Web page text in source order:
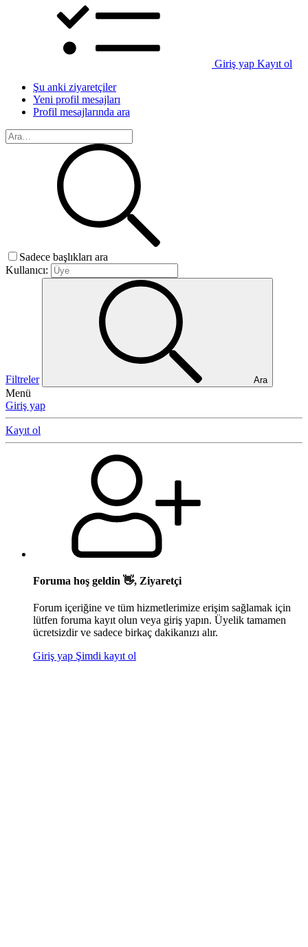
Giriş yap Kayıt ol
Şu anki ziyaretçiler
Yeni profil mesajları
Profil mesajlarında ara
Sadece başlıkları ara
Kullanıcı:
Filtreler Ara
Menü
Giriş yap
Kayıt ol
Foruma hoş geldin 👋, Ziyaretçi
Forum içeriğine ve tüm hizmetlerimize erişim sağlamak için
lütfen foruma kayıt olun veya giriş yapın. Üyelik tamamen
ücretsizdir ve sadece birkaç dakikanızı alır.
Giriş yap Şimdi kayıt ol